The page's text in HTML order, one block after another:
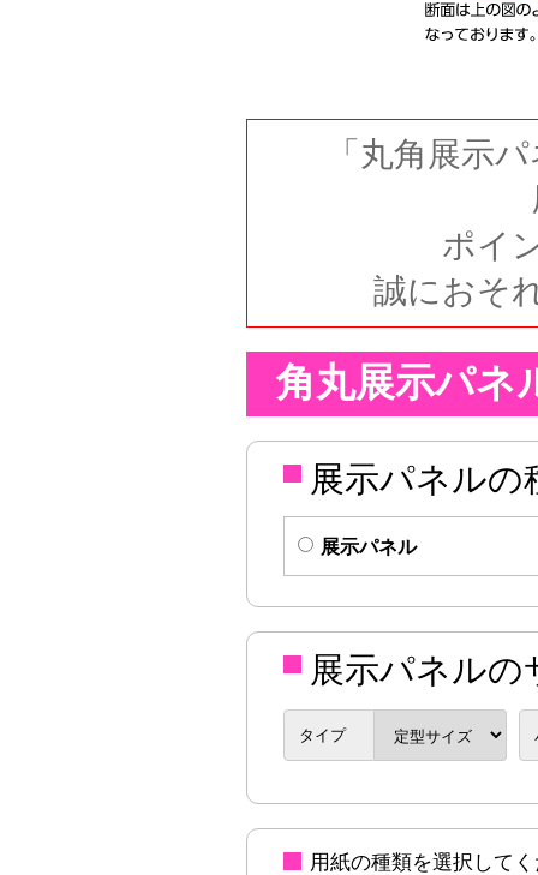
「丸角展示
ポイ
誠におそ
角丸展示パネ
展示パネルの
展示パネル
展示パネル
タイプ
用紙の種類を選択して